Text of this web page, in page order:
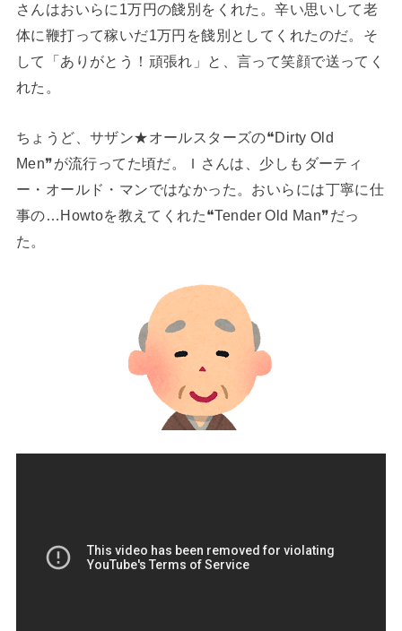
さんはおいらに1万円の餞別をくれた。辛い思いして老
体に鞭打って稼いだ1万円を餞別としてくれたのだ。そ
して「ありがとう！頑張れ」と、言って笑顔で送ってく
れた。
ちょうど、サザン★オールスターズの❝Dirty Old
Men❞が流行ってた頃だ。Ｉさんは、少しもダーティ
ー・オールド・マンではなかった。おいらには丁寧に仕
事の…Howtoを教えてくれた❝Tender Old Man❞だっ
た。